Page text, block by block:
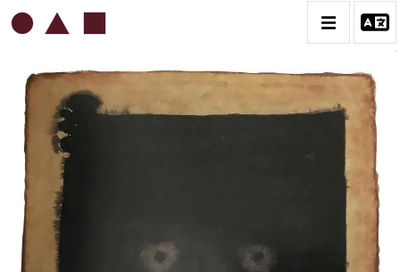
CATALOGUE DES OEUVRES